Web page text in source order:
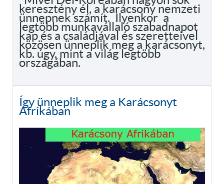
keresztény él, a karácsony nemzeti
ünnepnek számít. Ilyenkor a
legtöbb munkavállaló szabadnapot
kap és a családjával és szeretteivel
közösen ünneplik meg a karácsonyt,
kb. úgy, mint a világ legtöbb
országában.
Így ünneplik meg a Karácsonyt
Afrikában